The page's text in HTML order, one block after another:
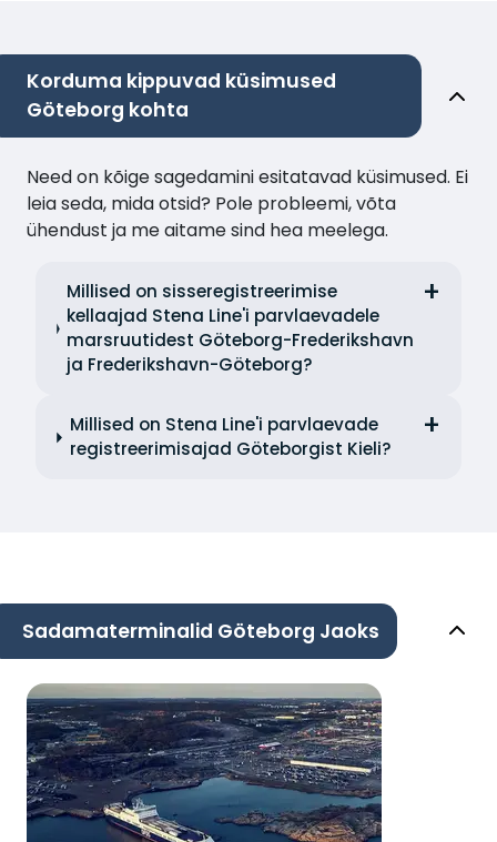
Korduma kippuvad küsimused
Göteborg kohta
Need on kõige sagedamini esitatavad küsimused. Ei
leia seda, mida otsid? Pole probleemi, võta
ühendust ja me aitame sind hea meelega.
Millised on sisseregistreerimise
kellaajad Stena Line'i parvlaevadele
marsruutidest Göteborg-Frederikshavn
ja Frederikshavn-Göteborg?
Millised on Stena Line'i parvlaevade
registreerimisajad Göteborgist Kieli?
Sadamaterminalid Göteborg Jaoks